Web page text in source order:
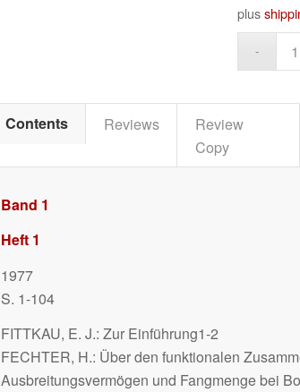
plus
Contents Reviews
Review
Copy
Band 1
Heft 1
1977
S. 1-104
FITTKAU, E. J.: Zur Einführung1-2
FECHTER, H.: Über den funktionalen
Ausbreitungsvermögen und Fangmenge bei